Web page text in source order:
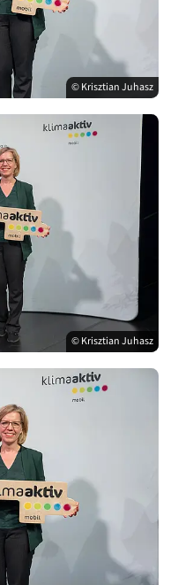
© Krisztian Juhasz
© Krisztian Juhasz